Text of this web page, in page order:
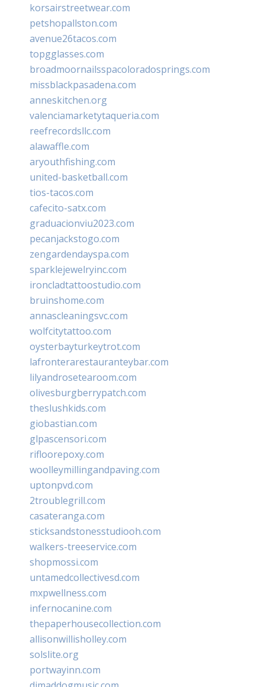
korsairstreetwear.com
petshopallston.com
avenue26tacos.com
topgglasses.com
broadmoornailsspacoloradosprings.com
missblackpasadena.com
anneskitchen.org
valenciamarketytaqueria.com
reefrecordsllc.com
alawaffle.com
aryouthfishing.com
united-basketball.com
tios-tacos.com
cafecito-satx.com
graduacionviu2023.com
pecanjackstogo.com
zengardendayspa.com
sparklejewelryinc.com
ironcladtattoostudio.com
bruinshome.com
annascleaningsvc.com
wolfcitytattoo.com
oysterbayturkeytrot.com
lafronterarestauranteybar.com
lilyandrosetearoom.com
olivesburgberrypatch.com
theslushkids.com
giobastian.com
glpascensori.com
rifloorepoxy.com
woolleymillingandpaving.com
uptonpvd.com
2troublegrill.com
casateranga.com
sticksandstonesstudiooh.com
walkers-treeservice.com
shopmossi.com
untamedcollectivesd.com
mxpwellness.com
infernocanine.com
thepaperhousecollection.com
allisonwillisholley.com
solslite.org
portwayinn.com